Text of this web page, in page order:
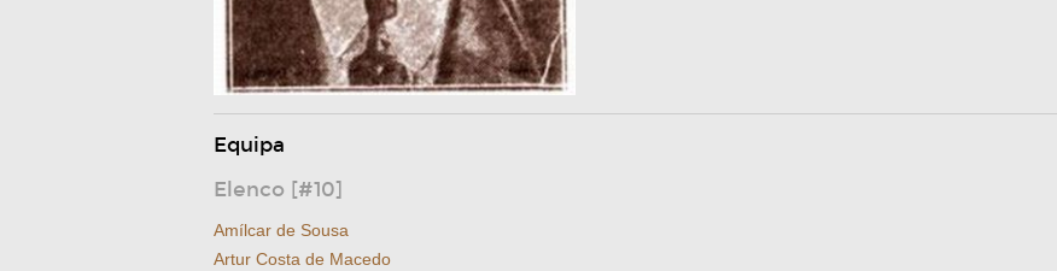
Equipa
Elenco [#10]
Amílcar de Sousa
Artur Costa de Macedo